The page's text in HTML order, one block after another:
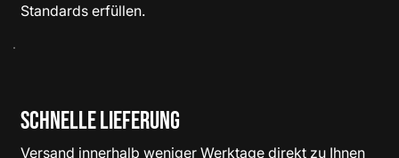
Standards erfüllen.
Schnelle Lieferung
Versand innerhalb weniger Werktage direkt zu Ihnen